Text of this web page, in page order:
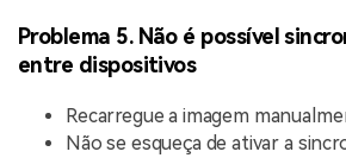
Problema 5. Não é possível
entre dispositivos
Recarregue a imagem
Não se esqueça de ativar a